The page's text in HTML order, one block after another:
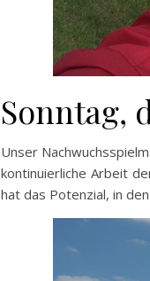
Sonntag,
Unser
kontinuierliche Arbeit
hat das Potenzial, in